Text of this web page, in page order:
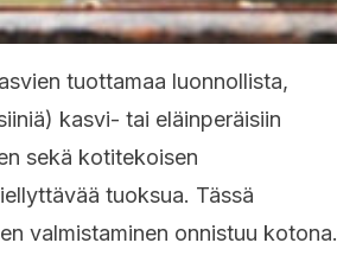
tuottamaa luonnollista,
kasvi- tai eläinperäisiin
sekä kotitekoisen
tuoksua. Tässä
valmistaminen onnistuu kotona.